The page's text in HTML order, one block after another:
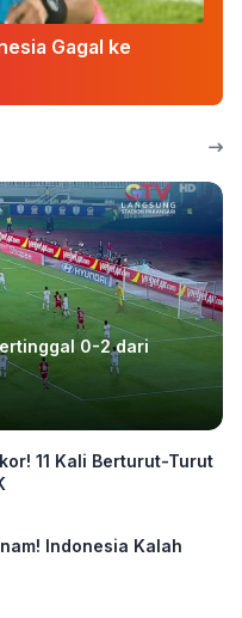
Gagal ke
0-2 dari
11 Kali Berturut-Turut
Indonesia Kalah